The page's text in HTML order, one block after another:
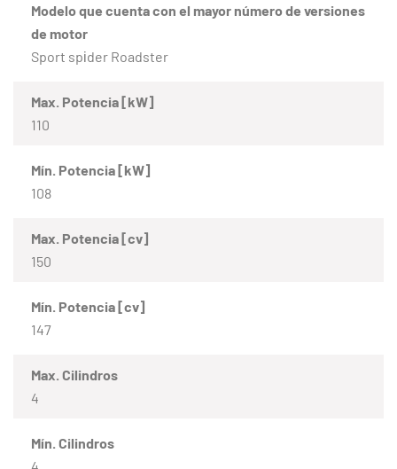
Modelo que cuenta con el mayor número de versiones
de motor
Sport spіder Roadster
Max. Potencia [kW]
110
Mín. Potencia [kW]
108
Max. Potencia [cv]
150
Mín. Potencia [cv]
147
Max. Cilindros
4
Mín. Cilindros
4